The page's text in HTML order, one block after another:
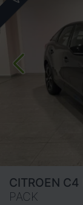
CITROEN C4
PACK